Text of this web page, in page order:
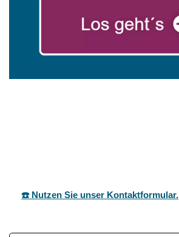
☎️ Nutzen Sie unser Kontaktformular.